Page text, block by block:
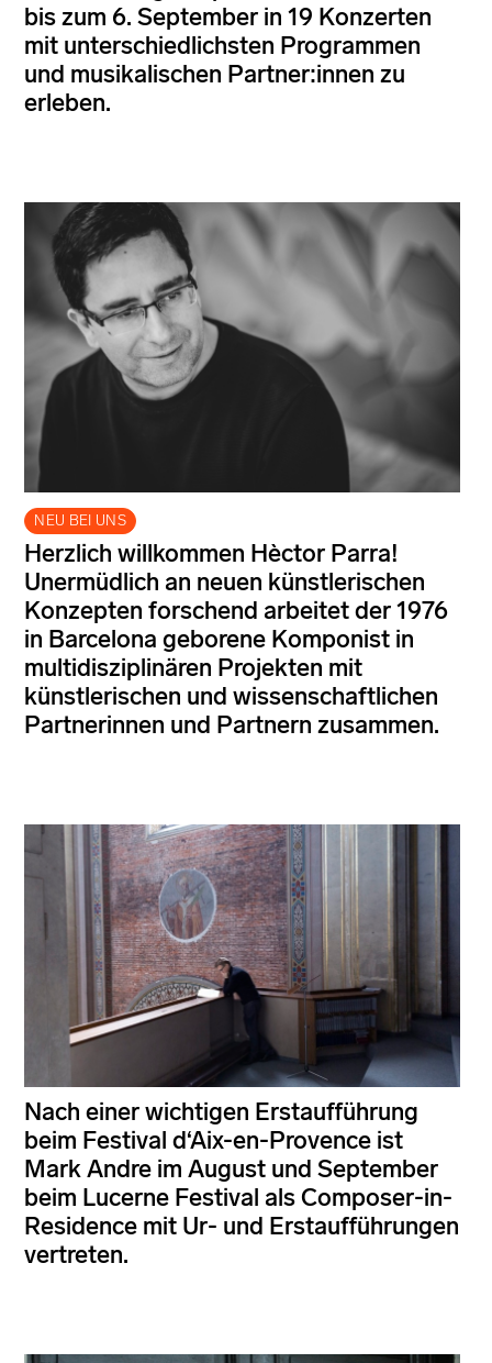
bis zum 6. September in 19 Konzerten
mit unterschiedlichsten Programmen
und musikalischen Partner:innen zu
erleben.
NEU BEI UNS
Herzlich willkommen Hèctor Parra!
Unermüdlich an neuen künstlerischen
Konzepten forschend arbeitet der 1976
in Barcelona geborene Komponist in
multidisziplinären Projekten mit
künstlerischen und wissenschaftlichen
Partnerinnen und Partnern zusammen.
Nach einer wichtigen Erstaufführung
beim Festival d‘Aix-en-Provence ist
Mark Andre im August und September
beim Lucerne Festival als Composer-in-
Residence mit Ur- und Erstaufführungen
vertreten.